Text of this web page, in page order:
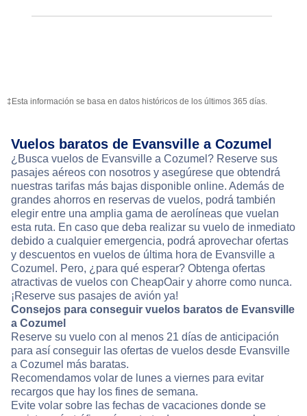
‡Esta información se basa en datos históricos de los últimos 365 días.
Vuelos baratos de Evansville a Cozumel
¿Busca vuelos de Evansville a Cozumel? Reserve sus
pasajes aéreos con nosotros y asegúrese que obtendrá
nuestras tarifas más bajas disponible online. Además de
grandes ahorros en reservas de vuelos, podrá también
elegir entre una amplia gama de aerolíneas que vuelan
esta ruta. En caso que deba realizar su vuelo de inmediato
debido a cualquier emergencia, podrá aprovechar ofertas
y descuentos en vuelos de última hora de Evansville a
Cozumel. Pero, ¿para qué esperar? Obtenga ofertas
atractivas de vuelos con CheapOair y ahorre como nunca.
¡Reserve sus pasajes de avión ya!
Consejos para conseguir vuelos baratos de Evansville
a Cozumel
Reserve su vuelo con al menos 21 días de anticipación
para así conseguir las ofertas de vuelos desde Evansville
a Cozumel más baratas.
Recomendamos volar de lunes a viernes para evitar
recargos que hay los fines de semana.
Evite volar sobre las fechas de vacaciones donde se